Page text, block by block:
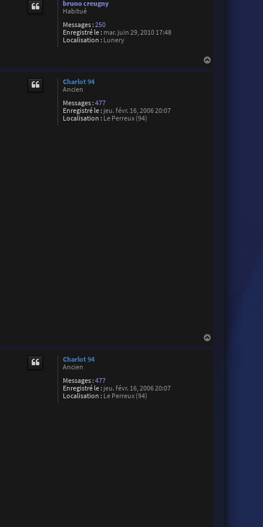
bruno creugny
Habitué
Messages : 250
Enregistré le : mar. juin 29, 2010 17:48
Localisation : Lunery
Charlot 94
Ancien
Messages : 477
Enregistré le : jeu. févr. 16, 2006 20:07
Localisation : Le Perreux (94)
Charlot 94
Ancien
Messages : 477
Enregistré le : jeu. févr. 16, 2006 20:07
Localisation : Le Perreux (94)